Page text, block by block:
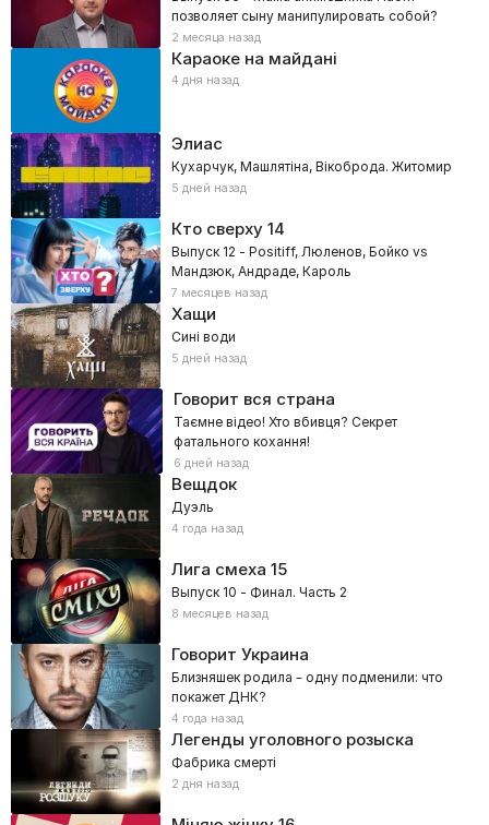
позволяет сыну манипулировать собой?
2 месяца назад
Караоке на майдані
4 дня назад
Элиас
Кухарчук, Машлятіна, Вікоброда. Житомир
5 дней назад
Кто сверху14
Выпуск 12 - Positiff, Люленов, Бойко vs
Мандзюк, Андраде, Кароль
7 месяцев назад
Хащи
Сині води
5 дней назад
Говорит вся страна
Таємне відео! Хто вбивця? Секрет
фатального кохання!
6 дней назад
Вещдок
Дуэль
4 года назад
Лига смеха 15
Выпуск 10 - Финал. Часть 2
8 месяцев назад
Говорит Украина
Близняшек родила – одну подменили: что
покажет ДНК?
4 года назад
Легенды уголовного розыска
Фабрика смерті
2 дня назад